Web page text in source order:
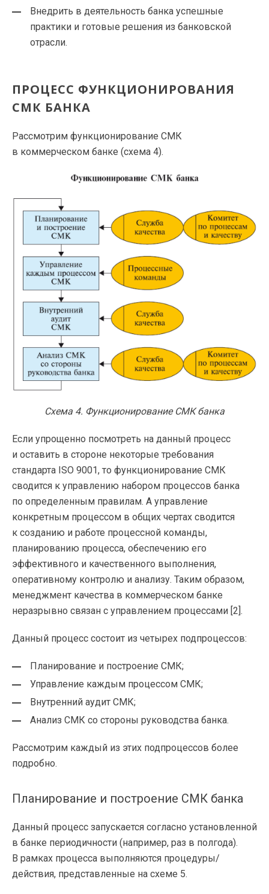
Внедрить в деятельность банка успешные
практики и готовые решения из банковской
отрасли.
ПРОЦЕСС ФУНКЦИОНИРОВАНИЯ
СМК БАНКА
Рассмотрим функционирование СМК
в коммерческом банке (схема 4).
Схема 4. Функционирование СМК банка
Если упрощенно посмотреть на данный процесс
и оставить в стороне некоторые требования
стандарта ISO 9001, то функционирование СМК
сводится к управлению набором процессов банка
по определенным правилам. А управление
конкретным процессом в общих чертах сводится
к созданию и работе процессной команды,
планированию процесса, обеспечению его
эффективного и качественного выполнения,
оперативному контролю и анализу. Таким образом,
менеджмент качества в коммерческом банке
неразрывно связан с управлением процессами [2].
Данный процесс состоит из четырех подпроцессов:
Планирование и построение СМК;
Управление каждым процессом СМК;
Внутренний аудит СМК;
Анализ СМК со стороны руководства банка.
Рассмотрим каждый из этих подпроцессов более
подробно.
Планирование и построение СМК банка
Данный процесс запускается согласно установленной
в банке периодичности (например, раз в полгода).
В рамках процесса выполняются процедуры/
действия, представленные на схеме 5.